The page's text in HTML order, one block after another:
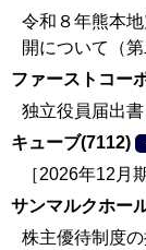
令和８年熊本
開について（第
ファーストコー
独立役員届出書
キューブ(7112)
［2026年12月
サンマルクホー
株主優待制度